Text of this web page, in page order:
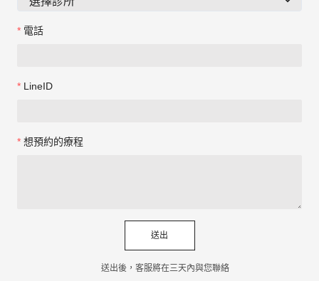
電話
LineID
想預約的療程
送出
送出後，客服將在三天內與您聯絡